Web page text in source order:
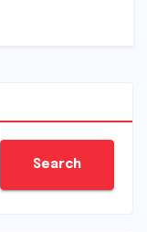
Search